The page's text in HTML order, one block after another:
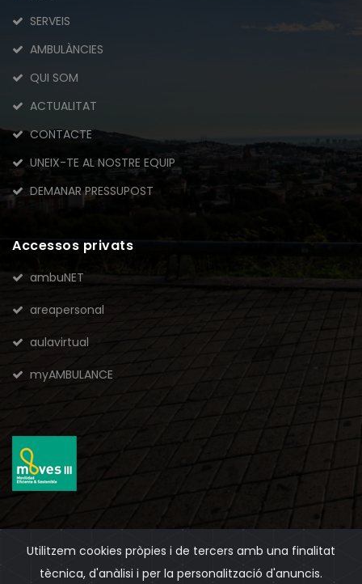
SERVEIS
AMBULÀNCIES
QUI SOM
ACTUALITAT
CONTACTE
UNEIX-TE AL NOSTRE EQUIP
DEMANAR PRESSUPOST
Accessos privats
ambuNET
areapersonal
aulavirtual
myAMBULANCE
2026 © Ambulancias Domingo, S.A.U. - Tots els drets
reservats.
Utilitzem cookies pròpies i de tercers amb una finalitat
tècnica, d'anàlisi i per la personalització d'anuncis.